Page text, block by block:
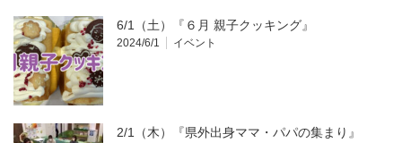
6/1（土）『６月 親子クッキング』
2024/6/1 イベント
2/1（木）『県外出身ママ・パパの集まり』